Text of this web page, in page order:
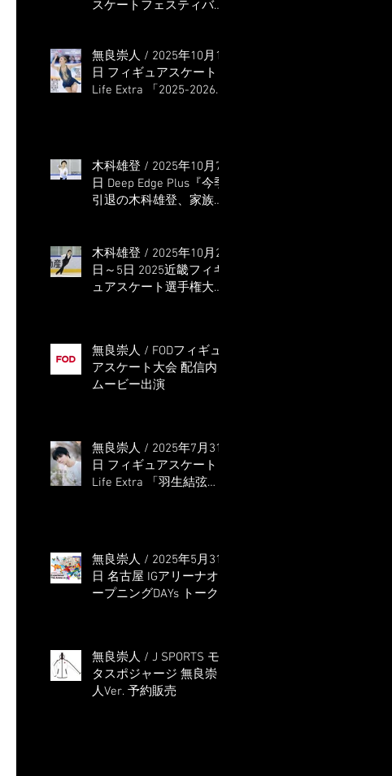
スケートフェスティバル
無良崇人 / 2025年10月16
日 フィギュアスケート
Life Extra 「2025-2026
木科雄登 / 2025年10月7
日 Deep Edge Plus『今季
引退の木科雄登、家族や
全日本、絶対見に来
て」』
木科雄登 / 2025年10月2
日～5日 2025近畿フィギ
ュアスケート選手権大会
無良崇人 / FODフィギュ
アスケート大会 配信内
ムービー出演
無良崇人 / 2025年7月31
日 フィギュアスケート
Life Extra 「羽生結弦
無良崇人 / 2025年5月31
日 名古屋 IGアリーナオ
ープニングDAYs トーク
無良崇人 / J SPORTS モ
タスポジャージ 無良崇
人Ver. 予約販売